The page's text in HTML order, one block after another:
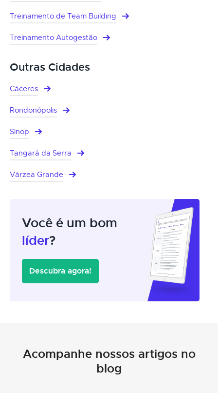
Treinamento de Team Building
Treinamento Autogestão
Outras Cidades
Cáceres
Rondonópolis
Sinop
Tangará da Serra
Várzea Grande
Você é um bom
líder?
Descubra agora!
Acompanhe nossos artigos no
blog